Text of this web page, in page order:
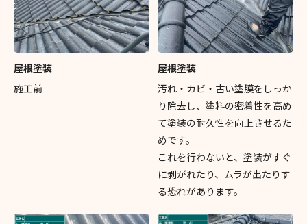
屋根塗装
施工前
屋根塗装
汚れ・カビ・古い塗膜をしっか
り除去し、塗料の密着性を高め
て塗装の耐久性を向上させるた
めです。
これを行わないと、塗装がすぐ
に剥がれたり、ムラが出たりす
る恐れがあります。